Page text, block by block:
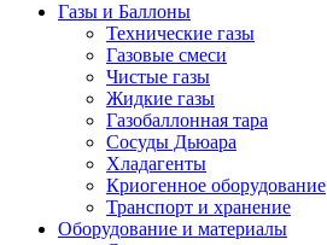
Газы и Баллоны
Технические газы
Газовые смеси
Чистые газы
Жидкие газы
Газобаллонная тара
Сосуды Дьюара
Хладагенты
Криогенное оборудование
Транспорт и хранение
Оборудование и материалы